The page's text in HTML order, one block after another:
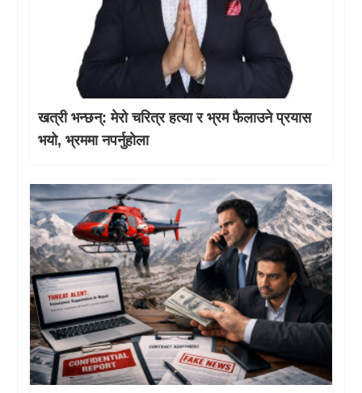
खत्री भन्छन्: मेरो चरित्र हत्या र भ्रम फैलाउने प्रयास
भयो, भ्रममा नपर्नुहोला